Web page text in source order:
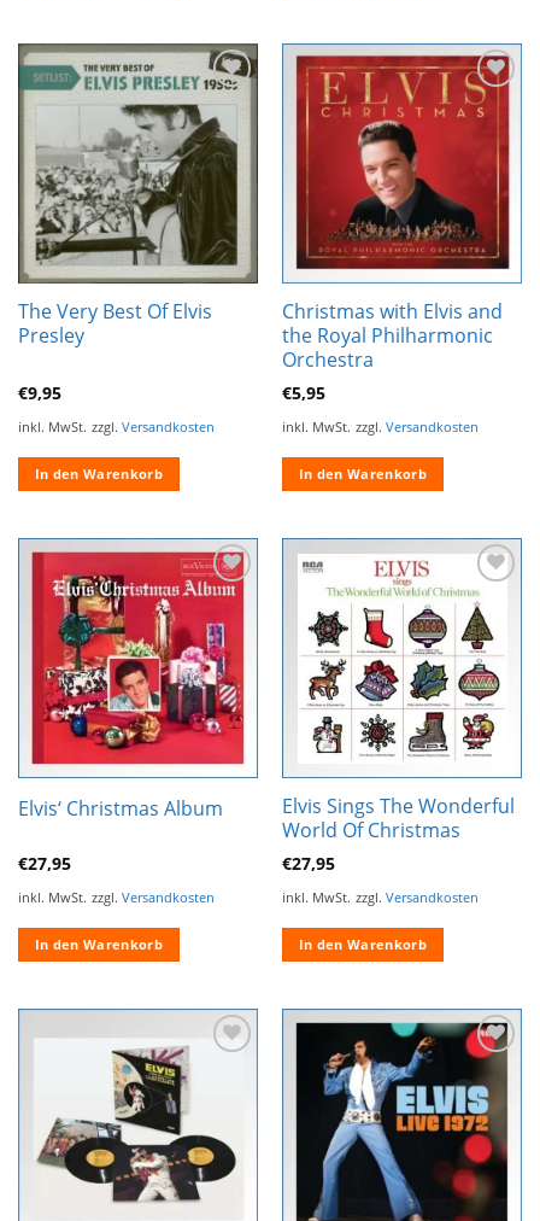
Zur
Wunschliste
hinzufügen
The Very Best Of Elvis
Presley
€9,95
inkl. MwSt. zzgl. Versandkosten
In den Warenkorb
Zur
Wunschliste
Christmas with Elvis and
the Royal Philharmonic
Orchestra
€5,95
inkl. MwSt. zzgl. Versandkosten
In den Warenkorb
Zur
Wunschliste
hinzufügen
Elvis‘ Christmas Album
€27,95
inkl. MwSt. zzgl. Versandkosten
In den Warenkorb
Zur
Wunschliste
hinzufügen
Elvis Sings The Wonderful
World Of Christmas
€27,95
inkl. MwSt. zzgl. Versandkosten
In den Warenkorb
Wunschliste
hinzufügen
Wunschliste
hinzufügen